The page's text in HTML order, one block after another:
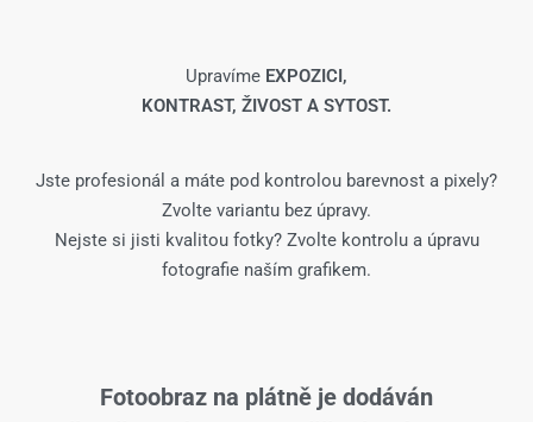
Upravíme EXPOZICI,
KONTRAST, ŽIVOST A SYTOST.
Jste profesionál a máte pod kontrolou barevnost a pixely?
Zvolte variantu bez úpravy.
Nejste si jisti kvalitou fotky? Zvolte kontrolu a úpravu
fotografie naším grafikem.
Fotoobraz na plátně je dodáván